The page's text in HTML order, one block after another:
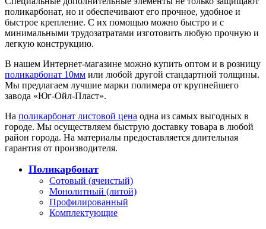
поликарбонат, но и обеспечивают его прочное, удобное и
быстрое крепление. С их помощью можно быстро и с
минимальными трудозатратами изготовить любую прочную и
легкую конструкцию.
В нашем Интернет-магазине можно купить оптом и в розницу
поликарбонат 10мм или любой другой стандартной толщины.
Мы предлагаем лучшие марки полимера от крупнейшего
завода «Юг-Ойл-Пласт».
На поликарбонат листовой цена одна из самых выгодных в
городе. Мы осуществляем быструю доставку товара в любой
район города. На материалы предоставляется длительная
гарантия от производителя.
Поликарбонат
Сотовый (ячеистый)
Монолитный (литой)
Профилированный
Комплектующие